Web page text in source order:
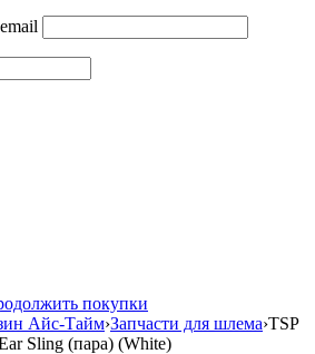
покупки
Айс-Тайм›Запчасти для шлема›TSP
Sling (пара) (White)